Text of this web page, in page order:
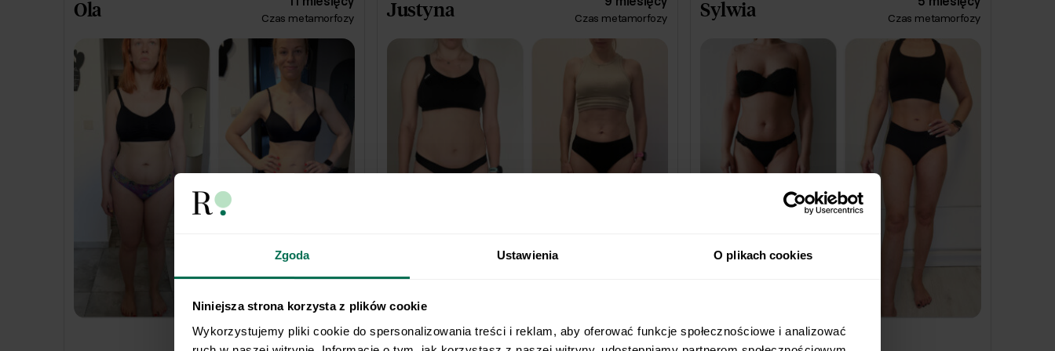
Zgoda Ustawienia O plikach cookies
Niniejsza strona korzysta z plików cookie
Wykorzystujemy pliki cookie do spersonalizowania treści i reklam, aby oferować funkcje społecznościowe i analizować
schudnąć jedząc smacznie i bez zbędnych
restrykcji. 🔥
Minus 28 kilogramów na wadze, minus 29
centymetrów pasie i aż 30 centymetrów
mniej z obwodu ud. ❤️
posiłkami. Dzięki temu zrzuciła prawie 11
kilogramów i nauczyła się, że wcale nie musi
się katować, aby dobrze czuć się w swoim
Ola Czas metamorfozy
-13,8 kg
Justyna Czas metamorfozy Sylwia Czas metamorfozy